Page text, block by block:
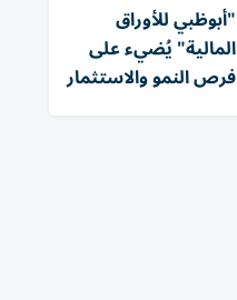
"أبوظبي للأوراق
المالية" يُضيء على
فرص النمو والاستثمار